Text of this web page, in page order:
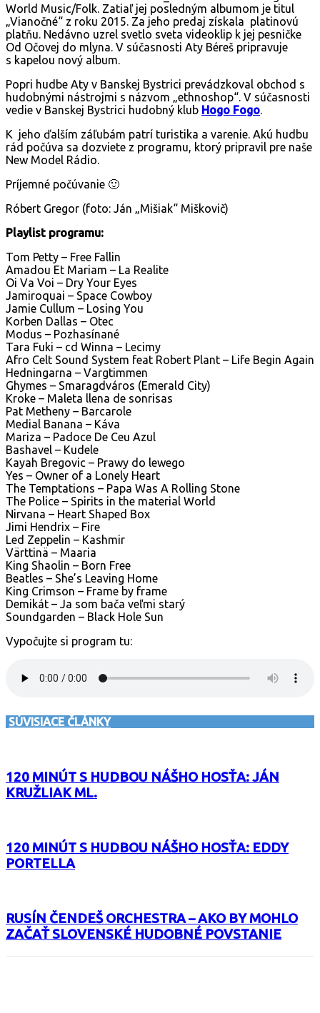
World Music/Folk. Zatiaľ jej posledným albumom je titul
„Vianočné“ z roku 2015. Za jeho predaj získala platinovú
platňu. Nedávno uzrel svetlo sveta videoklip k jej pesničke
Od Očovej do mlyna. V súčasnosti Aty Béreš pripravuje
s kapelou nový album.
Popri hudbe Aty v Banskej Bystrici prevádzkoval obchod s
hudobnými nástrojmi s názvom „ethnoshop“. V súčasnosti
vedie v Banskej Bystrici hudobný klub Hogo Fogo.
K jeho ďalším záľubám patrí turistika a varenie. Akú hudbu
rád počúva sa dozviete z programu, ktorý pripravil pre naše
New Model Rádio.
Príjemné počúvanie 🙂
Róbert Gregor (foto: Ján „Mišiak“ Miškovič)
Playlist programu:
Tom Petty – Free Fallin
Amadou Et Mariam – La Realite
Oi Va Voi – Dry Your Eyes
Jamiroquai – Space Cowboy
Jamie Cullum – Losing You
Korben Dallas – Otec
Modus – Pozhasínané
Tara Fuki – cd Winna – Lecimy
Afro Celt Sound System feat Robert Plant – Life Begin Again
Hedningarna – Vargtimmen
Ghymes – Smaragdváros (Emerald City)
Kroke – Maleta llena de sonrisas
Pat Metheny – Barcarole
Medial Banana – Káva
Mariza – Padoce De Ceu Azul
Bashavel – Kudele
Kayah Bregovic – Prawy do lewego
Yes – Owner of a Lonely Heart
The Temptations – Papa Was A Rolling Stone
The Police – Spirits in the material World
Nirvana – Heart Shaped Box
Jimi Hendrix – Fire
Led Zeppelin – Kashmir
Värttinä – Maaria
King Shaolin – Born Free
Beatles – She’s Leaving Home
King Crimson – Frame by frame
Demikát – Ja som bača veľmi starý
Soundgarden – Black Hole Sun
Vypočujte si program tu:
SÚVISIACE ČLÁNKY
120 MINÚT S HUDBOU NÁŠHO HOSŤA: JÁN
KRUŽLIAK ML.
120 MINÚT S HUDBOU NÁŠHO HOSŤA: EDDY
PORTELLA
RUSÍN ČENDEŠ ORCHESTRA – AKO BY MOHLO
ZAČAŤ SLOVENSKÉ HUDOBNÉ POVSTANIE